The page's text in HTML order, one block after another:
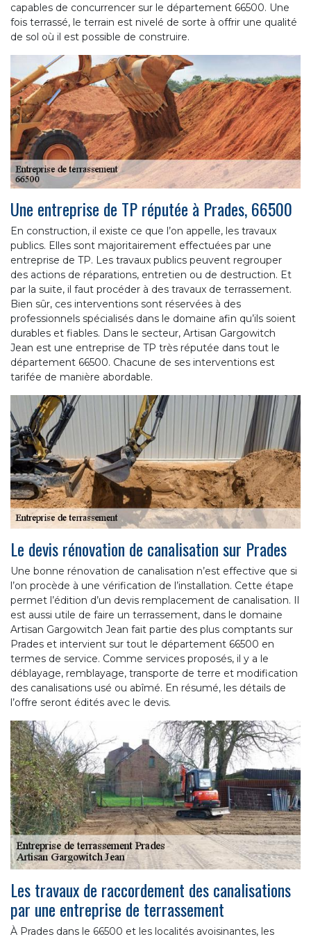
capables de concurrencer sur le département 66500. Une
fois terrassé, le terrain est nivelé de sorte à offrir une qualité
de sol où il est possible de construire.
Une entreprise de TP réputée à Prades, 66500
En construction, il existe ce que l’on appelle, les travaux
publics. Elles sont majoritairement effectuées par une
entreprise de TP. Les travaux publics peuvent regrouper
des actions de réparations, entretien ou de destruction. Et
par la suite, il faut procéder à des travaux de terrassement.
Bien sûr, ces interventions sont réservées à des
professionnels spécialisés dans le domaine afin qu’ils soient
durables et fiables. Dans le secteur, Artisan Gargowitch
Jean est une entreprise de TP très réputée dans tout le
département 66500. Chacune de ses interventions est
tarifée de manière abordable.
Le devis rénovation de canalisation sur Prades
Une bonne rénovation de canalisation n’est effective que si
l’on procède à une vérification de l’installation. Cette étape
permet l’édition d’un devis remplacement de canalisation. Il
est aussi utile de faire un terrassement, dans le domaine
Artisan Gargowitch Jean fait partie des plus comptants sur
Prades et intervient sur tout le département 66500 en
termes de service. Comme services proposés, il y a le
déblayage, remblayage, transporte de terre et modification
des canalisations usé ou abîmé. En résumé, les détails de
l’offre seront édités avec le devis.
Les travaux de raccordement des canalisations
par une entreprise de terrassement
À Prades dans le 66500 et les localités avoisinantes, les